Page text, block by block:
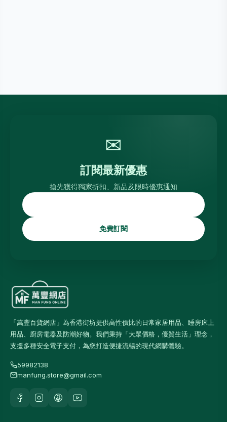
✉
訂閱最新優惠
搶先獲得獨家折扣、新品及限時優惠通知
免費訂閱
「萬豐百貨網店」為香港街坊提供高性價比的日常家居用品、睡房床上
用品、廚房電器及防潮好物。我們秉持「大眾價格，優質生活」理念，
支援多種安全電子支付，為您打造便捷流暢的現代網購體驗。
59982138
manfung.store@gmail.com